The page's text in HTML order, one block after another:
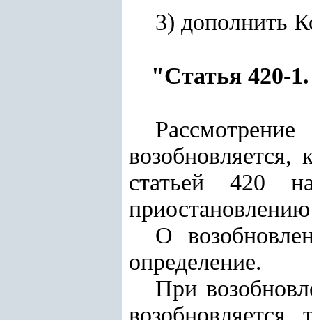
3) дополнить
"Статья 420-
возобновляется,
статьей 420
О
определение.
При
возобновляется